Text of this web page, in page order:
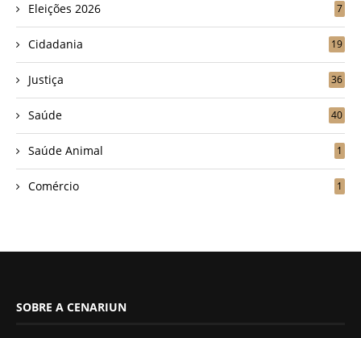
Eleições 2026 7
Cidadania 19
Justiça 36
Saúde 40
Saúde Animal 1
Comércio 1
SOBRE A CENARIUN